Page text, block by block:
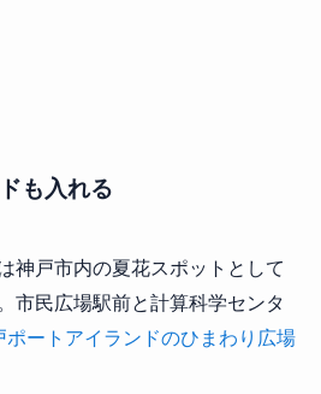
も入れる
神戸市内の夏花スポットとして
市民広場駅前と計算科学センタ
ポートアイランドのひまわり広場